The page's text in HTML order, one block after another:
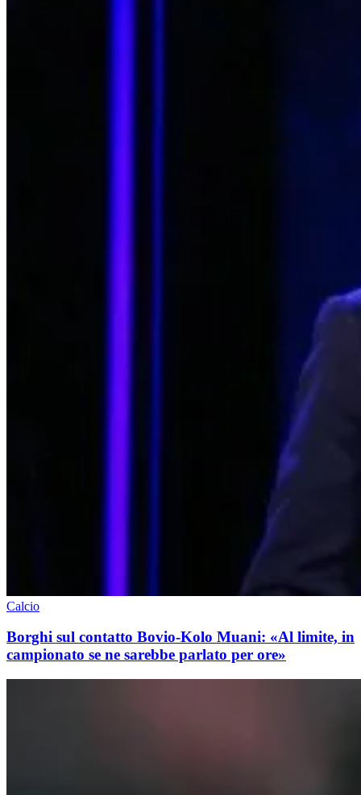
Calcio
Borghi sul contatto Bovio-Kolo Muani: «Al limite, in
campionato se ne sarebbe parlato per ore»